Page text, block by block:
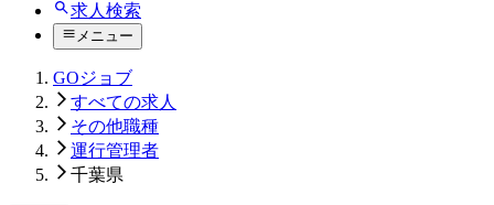
求人検索
メニュー
GOジョブ
すべての求人
その他職種
運行管理者
千葉県